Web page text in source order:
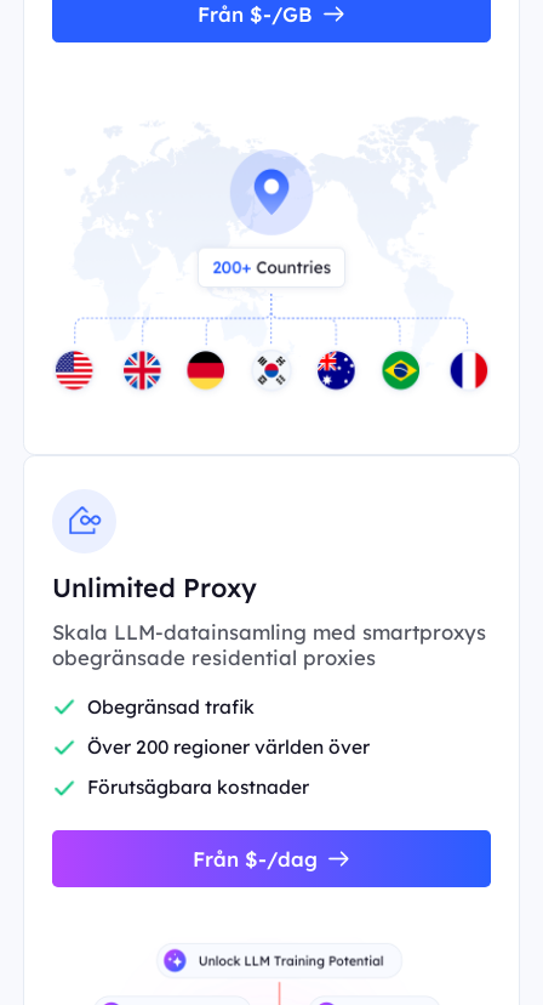
Från $-/GB
Unlimited Proxy
Skala LLM-datainsamling med smartproxys
obegränsade residential proxies
Obegränsad trafik
Över 200 regioner världen över
Förutsägbara kostnader
Från $-/dag